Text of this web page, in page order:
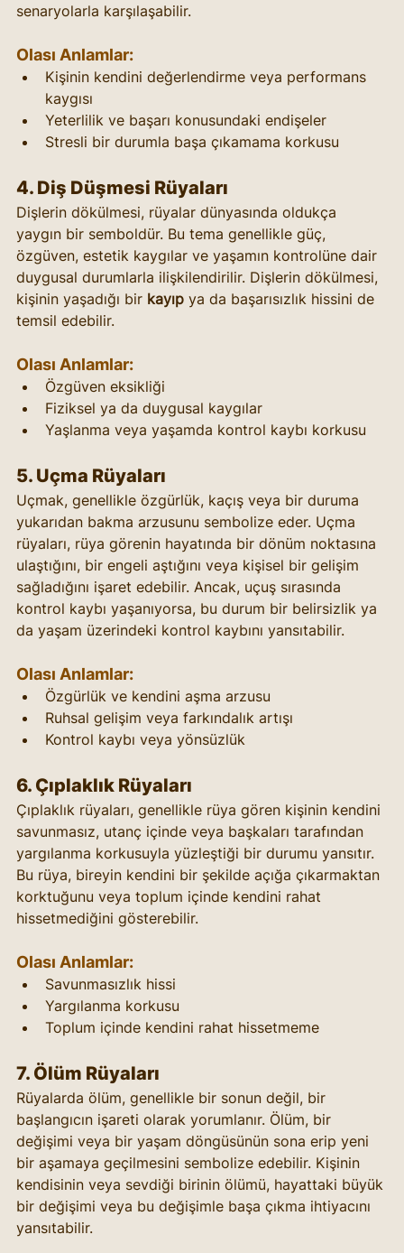
senaryolarla karşılaşabilir.
Olası Anlamlar:
Kişinin kendini değerlendirme veya performans
kaygısı
Yeterlilik ve başarı konusundaki endişeler
Stresli bir durumla başa çıkamama korkusu
4. Diş Düşmesi Rüyaları
Dişlerin dökülmesi, rüyalar dünyasında oldukça
yaygın bir semboldür. Bu tema genellikle güç,
özgüven, estetik kaygılar ve yaşamın kontrolüne dair
duygusal durumlarla ilişkilendirilir. Dişlerin dökülmesi,
kişinin yaşadığı bir kayıp ya da başarısızlık hissini de
temsil edebilir.
Olası Anlamlar:
Özgüven eksikliği
Fiziksel ya da duygusal kaygılar
Yaşlanma veya yaşamda kontrol kaybı korkusu
5. Uçma Rüyaları
Uçmak, genellikle özgürlük, kaçış veya bir duruma
yukarıdan bakma arzusunu sembolize eder. Uçma
rüyaları, rüya görenin hayatında bir dönüm noktasına
ulaştığını, bir engeli aştığını veya kişisel bir gelişim
sağladığını işaret edebilir. Ancak, uçuş sırasında
kontrol kaybı yaşanıyorsa, bu durum bir belirsizlik ya
da yaşam üzerindeki kontrol kaybını yansıtabilir.
Olası Anlamlar:
Özgürlük ve kendini aşma arzusu
Ruhsal gelişim veya farkındalık artışı
Kontrol kaybı veya yönsüzlük
6. Çıplaklık Rüyaları
Çıplaklık rüyaları, genellikle rüya gören kişinin kendini
savunmasız, utanç içinde veya başkaları tarafından
yargılanma korkusuyla yüzleştiği bir durumu yansıtır.
Bu rüya, bireyin kendini bir şekilde açığa çıkarmaktan
korktuğunu veya toplum içinde kendini rahat
hissetmediğini gösterebilir.
Olası Anlamlar:
Savunmasızlık hissi
Yargılanma korkusu
Toplum içinde kendini rahat hissetmeme
7. Ölüm Rüyaları
Rüyalarda ölüm, genellikle bir sonun değil, bir
başlangıcın işareti olarak yorumlanır. Ölüm, bir
değişimi veya bir yaşam döngüsünün sona erip yeni
bir aşamaya geçilmesini sembolize edebilir. Kişinin
kendisinin veya sevdiği birinin ölümü, hayattaki büyük
bir değişimi veya bu değişimle başa çıkma ihtiyacını
yansıtabilir.